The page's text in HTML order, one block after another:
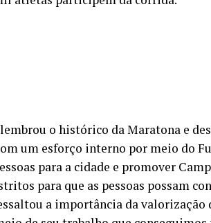
o histórico da Maratona e
um esforço interno por meio do
para a cidade e promover
para que as pessoas possam
a importância da